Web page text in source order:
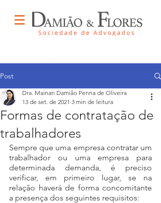
Post
Formas de contratação de
trabalhadores
Dra. Mainan Damião Penna de Oliveira
13 de set. de 2021 3 min de leitura
Sempre que uma empresa contratar um
trabalhador ou uma empresa para
determinada demanda, é preciso
verificar, em primeiro lugar, se na
relação haverá de forma concomitante
a presença dos seguintes requisitos: